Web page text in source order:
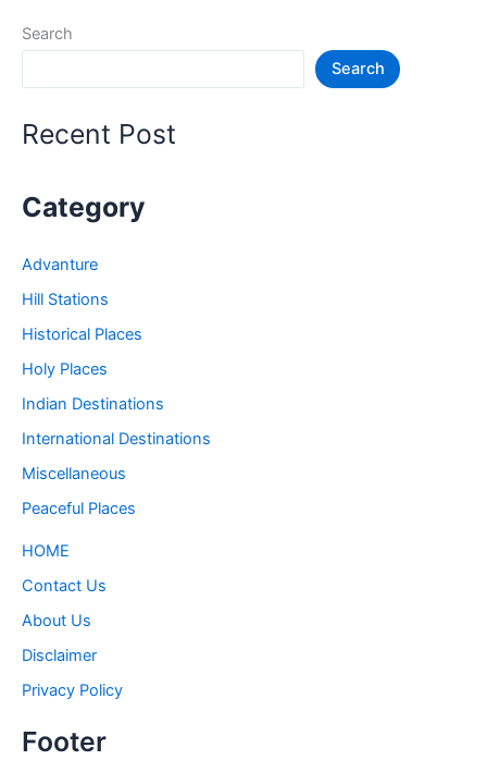
जगह
Places
Search
Search
Recent Post
Category
Advanture
Hill Stations
Historical Places
Holy Places
Indian Destinations
International Destinations
Miscellaneous
Peaceful Places
HOME
Contact Us
About Us
Disclaimer
Privacy Policy
Footer